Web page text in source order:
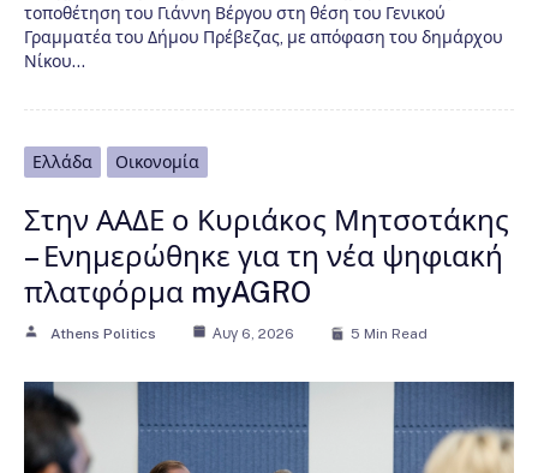
τοποθέτηση του Γιάννη Βέργου στη θέση του Γενικού
Γραμματέα του Δήμου Πρέβεζας, με απόφαση του δημάρχου
Νίκου…
Ελλάδα Οικονομία
Στην ΑΑΔΕ ο Κυριάκος Μητσοτάκης
– Ενημερώθηκε για τη νέα ψηφιακή
πλατφόρμα myAGRO
Athens Politics Αυγ 6, 2026 5 Min Read